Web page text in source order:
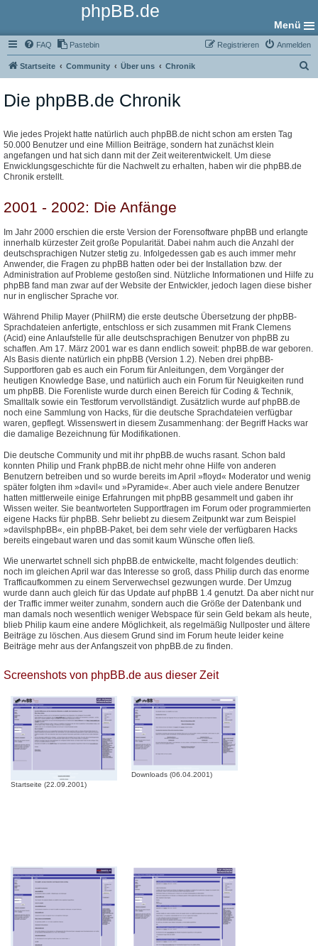
phpBB.de
Menü
FAQ Pastebin Anmelden
Registrieren
Startseite Community Über uns Chronik
Die phpBB.de Chronik
Wie jedes Projekt hatte natürlich auch phpBB.de nicht schon am ersten Tag
50.000 Benutzer und eine Million Beiträge, sondern hat zunächst klein
angefangen und hat sich dann mit der Zeit weiterentwickelt. Um diese
Enwicklungsgeschichte für die Nachwelt zu erhalten, haben wir die phpBB.de
Chronik erstellt.
2001 - 2002: Die Anfänge
Im Jahr 2000 erschien die erste Version der Forensoftware phpBB und erlangte
innerhalb kürzester Zeit große Popularität. Dabei nahm auch die Anzahl der
deutschsprachigen Nutzer stetig zu. Infolgedessen gab es auch immer mehr
Anwender, die Fragen zu phpBB hatten oder bei der Installation bzw. der
Administration auf Probleme gestoßen sind. Nützliche Informationen und Hilfe zu
phpBB fand man zwar auf der Website der Entwickler, jedoch lagen diese bisher
nur in englischer Sprache vor.
Während Philip Mayer (PhilRM) die erste deutsche Übersetzung der phpBB-
Sprachdateien anfertigte, entschloss er sich zusammen mit Frank Clemens
(Acid) eine Anlaufstelle für alle deutschsprachigen Benutzer von phpBB zu
schaffen. Am 17. März 2001 war es dann endlich soweit: phpBB.de war geboren.
Als Basis diente natürlich ein phpBB (Version 1.2). Neben drei phpBB-
Supportforen gab es auch ein Forum für Anleitungen, dem Vorgänger der
heutigen Knowledge Base, und natürlich auch ein Forum für Neuigkeiten rund
um phpBB. Die Forenliste wurde durch einen Bereich für Coding & Technik,
Smalltalk sowie ein Testforum vervollständigt. Zusätzlich wurde auf phpBB.de
noch eine Sammlung von Hacks, für die deutsche Sprachdateien verfügbar
waren, gepflegt. Wissenswert in diesem Zusammenhang: der Begriff Hacks war
die damalige Bezeichnung für Modifikationen.
Die deutsche Community und mit ihr phpBB.de wuchs rasant. Schon bald
konnten Philip und Frank phpBB.de nicht mehr ohne Hilfe von anderen
Benutzern betreiben und so wurde bereits im April »floyd« Moderator und wenig
später folgten ihm »davil« und »Pyramide«. Aber auch viele andere Benutzer
hatten mittlerweile einige Erfahrungen mit phpBB gesammelt und gaben ihr
Wissen weiter. Sie beantworteten Supportfragen im Forum oder programmierten
eigene Hacks für phpBB. Sehr beliebt zu diesem Zeitpunkt war zum Beispiel
»davilsphpBB«, ein phpBB-Paket, bei dem sehr viele der verfügbaren Hacks
bereits eingebaut waren und das somit kaum Wünsche offen ließ.
Wie unerwartet schnell sich phpBB.de entwickelte, macht folgendes deutlich:
noch im gleichen April war das Interesse so groß, dass Philip durch das enorme
Trafficaufkommen zu einem Serverwechsel gezwungen wurde. Der Umzug
wurde dann auch gleich für das Update auf phpBB 1.4 genutzt. Da aber nicht nur
der Traffic immer weiter zunahm, sondern auch die Größe der Datenbank und
man damals noch wesentlich weniger Webspace für sein Geld bekam als heute,
blieb Philip kaum eine andere Möglichkeit, als regelmäßig Nullposter und ältere
Beiträge zu löschen. Aus diesem Grund sind im Forum heute leider keine
Beiträge mehr aus der Anfangszeit von phpBB.de zu finden.
Screenshots von phpBB.de aus dieser Zeit
Startseite (22.09.2001)
Downloads (06.04.2001)